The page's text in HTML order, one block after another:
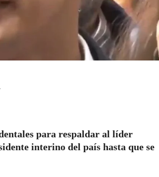
para respaldar al líder
interino del país hasta que se